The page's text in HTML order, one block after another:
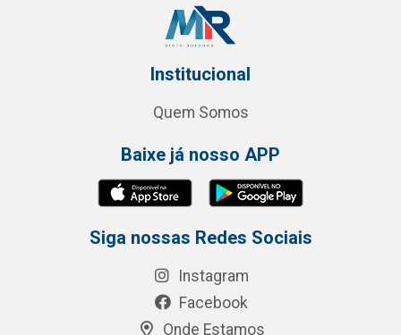
Institucional
Quem Somos
Baixe já nosso APP
Siga nossas Redes Sociais
Instagram
Facebook
Onde Estamos